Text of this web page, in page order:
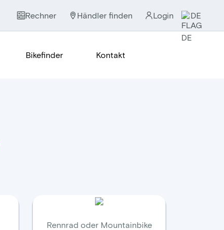
Rechner Händler finden Login DE
Bikefinder Kontakt
Rennrad oder Mountainbike